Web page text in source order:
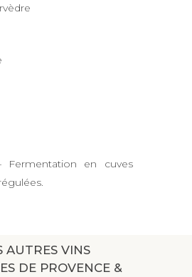
Fermentation en cuves
AUTRES VINS
DE PROVENCE &